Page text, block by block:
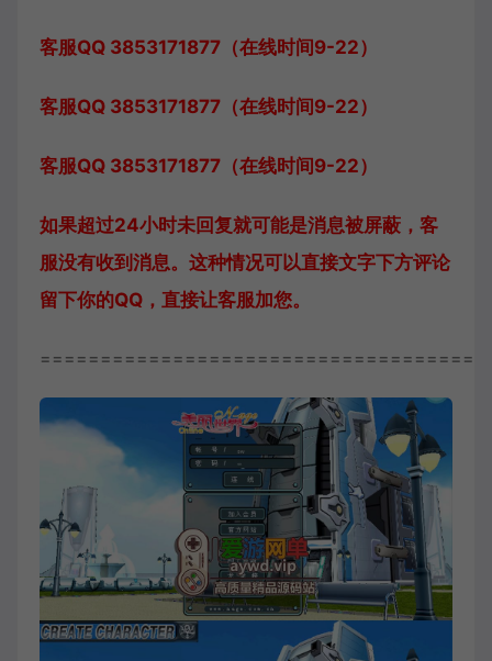
客服QQ 3853171877（在线时间9-22）
客服QQ 3853171877（在线时间9-22）
客服QQ 3853171877（在线时间9-22）
如果超过24小时未回复就可能是消息被屏蔽，客
服没有收到消息。这种情况可以直接文字下方评论
留下你的QQ，直接让客服加您。